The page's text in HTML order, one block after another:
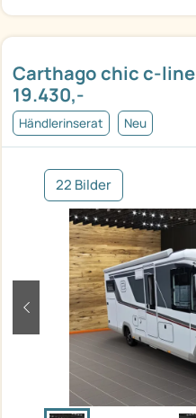
Carthago chic c-line
19.430,-
Händlerinserat Neu
22 Bilder
zurück